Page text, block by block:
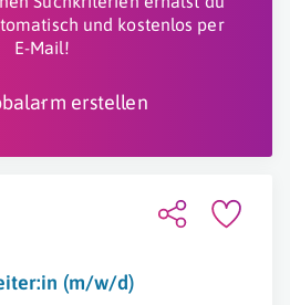
und kostenlos per
E-Mail!
erstellen
(m/w/d)